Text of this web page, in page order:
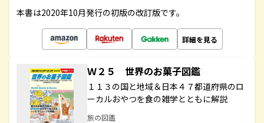
本書は2020年10月発行の初版の改訂版です。
詳細を見る
Ｗ２５ 世界のお菓子図鑑
１１３の国と地域＆日本４７都道府県のロ
ーカルおやつを食の雑学とともに解説
旅の図鑑